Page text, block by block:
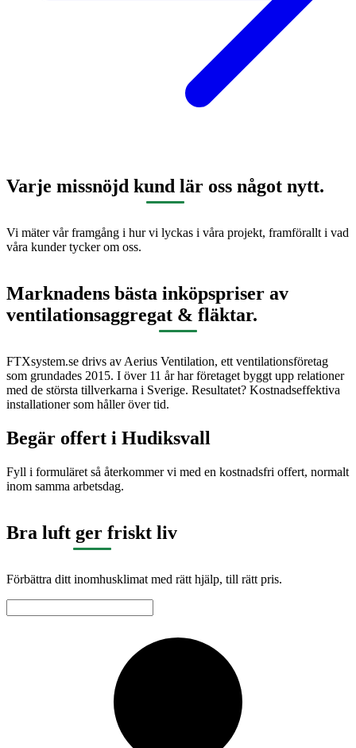
Varje missnöjd kund lär oss något nytt.
Vi mäter vår framgång i hur vi lyckas i våra projekt, framförallt i vad
våra kunder tycker om oss.
Marknadens bästa inköpspriser av
ventilationsaggregat & fläktar.
FTXsystem.se drivs av Aerius Ventilation, ett ventilationsföretag
som grundades 2015. I över 11 år har företaget byggt upp relationer
med de största tillverkarna i Sverige. Resultatet? Kostnadseffektiva
installationer som håller över tid.
Begär offert i Hudiksvall
Fyll i formuläret så återkommer vi med en kostnadsfri offert, normalt
inom samma arbetsdag.
Bra luft ger friskt liv
Förbättra ditt inomhusklimat med rätt hjälp, till rätt pris.